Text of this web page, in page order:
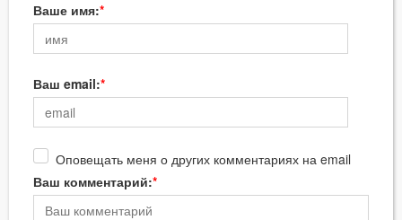
Ваше имя:
Ваш email:
Оповещать меня о других комментариях на email
Ваш комментарий: